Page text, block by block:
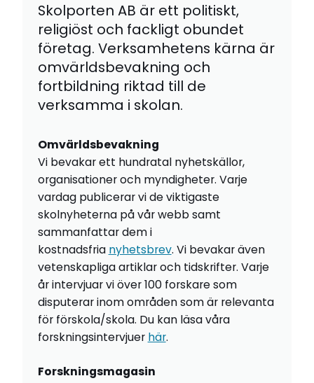
Skolporten AB är ett politiskt,
religiöst och fackligt obundet
företag. Verksamhetens kärna är
omvärldsbevakning och
fortbildning riktad till de
verksamma i skolan.
Omvärldsbevakning
Vi bevakar ett hundratal nyhetskällor,
organisationer och myndigheter. Varje
vardag publicerar vi de viktigaste
skolnyheterna på vår webb samt
sammanfattar dem i
kostnadsfria nyhetsbrev. Vi bevakar även
vetenskapliga artiklar och tidskrifter. Varje
år intervjuar vi över 100 forskare som
disputerar inom områden som är relevanta
för förskola/skola. Du kan läsa våra
forskningsintervjuer här.
Forskningsmagasin